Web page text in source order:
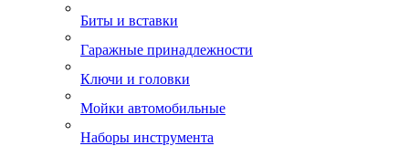
Биты и вставки
Гаражные принадлежности
Ключи и головки
Мойки автомобильные
Наборы инструмента